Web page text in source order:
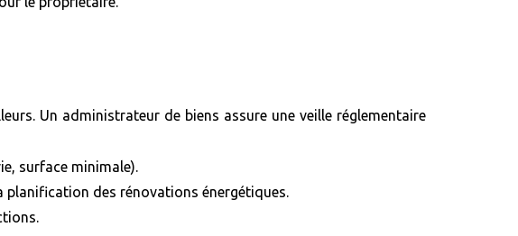
Un administrateur de biens assure une veille réglementaire
surface minimale).
planification des rénovations énergétiques.